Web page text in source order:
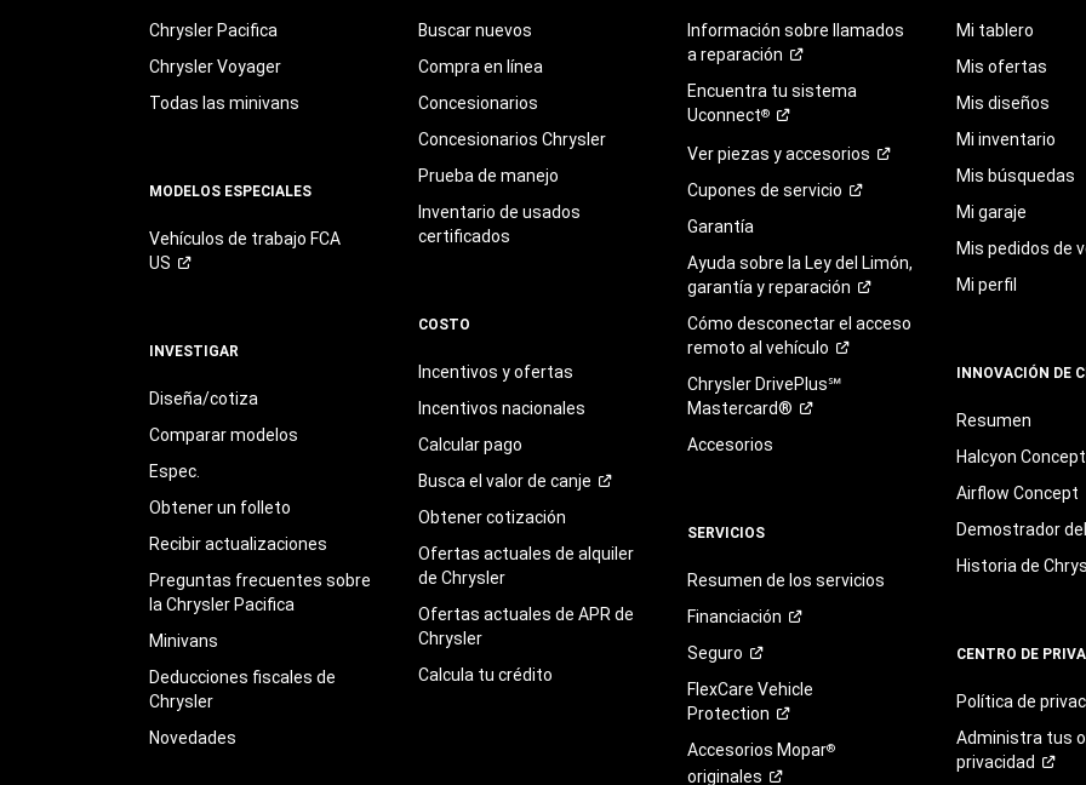
Chrysler Pacifica
Chrysler Voyager
Todas las minivans
MODELOS ESPECIALES
Vehículos de trabajo FCA
US
INVESTIGAR
Diseña/cotiza
Comparar modelos
Espec.
Obtener un folleto
Recibir actualizaciones
Preguntas frecuentes sobre
la Chrysler Pacifica
Minivans
Deducciones fiscales de
Chrysler
Novedades
Buscar nuevos
Compra en línea
Concesionarios
Concesionarios Chrysler
Prueba de manejo
Inventario de usados
certificados
COSTO
Incentivos y ofertas
Incentivos nacionales
Calcular pago
Busca el valor de canje
Obtener cotización
Ofertas actuales de alquiler
de Chrysler
Ofertas actuales de APR de
Chrysler
Calcula tu crédito
Información sobre llamados
a reparación
Encuentra tu sistema
Uconnect®
Ver piezas yaccesorios
Cupones de servicio
Garantía
Ayuda sobre la Ley del Limón,
garantía yreparación
Cómo desconectar el acceso
remoto al vehículo
Chrysler DrivePlus℠
Mastercard®
Accesorios
SERVICIOS
Resumen de los servicios
Financiación
Seguro
FlexCare Vehicle
Protection
Accesorios Mopar®
originales
Mi tablero
Mis ofertas
Mis diseños
Mi inventario
Mis búsquedas
Mi garaje
Mis pedidos de
Mi perfil
INNOVACIÓN DE
Resumen
Halcyon Concept
Airflow Concept
Demostrador
Historia de
CENTRO DE
Política de
Administra tus
privacidad